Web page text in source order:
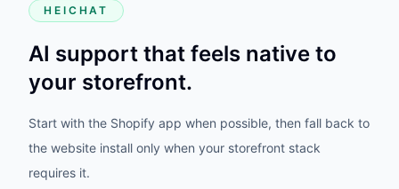
HEICHAT
AI support that feels native to
your storefront.
Start with the Shopify app when possible, then fall back to
the website install only when your storefront stack
requires it.